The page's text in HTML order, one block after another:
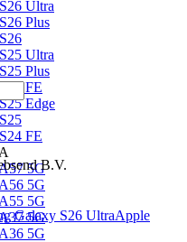
Ultra
Plus
Ultra
Plus
FE
Edge
FE
5G
5G
5G
5G
5G
B.V.
Galaxy S26 UltraApple